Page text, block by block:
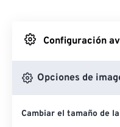
Desde
Desde
Desde
Configuración
Opciones de
Cambiar el tamaño de